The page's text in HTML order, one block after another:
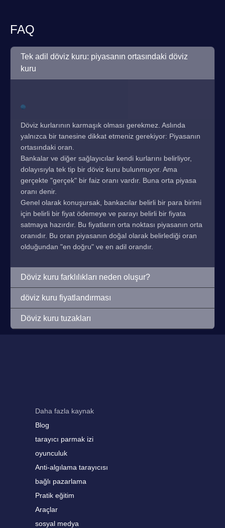
FAQ
Tek adil döviz kuru: piyasanın ortasındaki döviz
kuru
Döviz kurlarının karmaşık olması gerekmez. Aslında
yalnızca bir tanesine dikkat etmeniz gerekiyor: Piyasanın
ortasındaki oran.
Bankalar ve diğer sağlayıcılar kendi kurlarını belirliyor,
dolayısıyla tek tip bir döviz kuru bulunmuyor. Ama
gerçekte "gerçek" bir faiz oranı vardır. Buna orta piyasa
oranı denir.
Genel olarak konuşursak, bankacılar belirli bir para birimi
için belirli bir fiyat ödemeye ve parayı belirli bir fiyata
satmaya hazırdır. Bu fiyatların orta noktası piyasanın orta
oranıdır. Bu oran piyasanın doğal olarak belirlediği oran
olduğundan "en doğru" ve en adil orandır.
Döviz kuru farklılıkları neden oluşur?
döviz kuru fiyatlandırması
Döviz kuru tuzakları
Daha fazla kaynak
Blog
tarayıcı parmak izi
oyunculuk
Anti-algılama tarayıcısı
bağlı pazarlama
Pratik eğitim
Araçlar
sosyal medya